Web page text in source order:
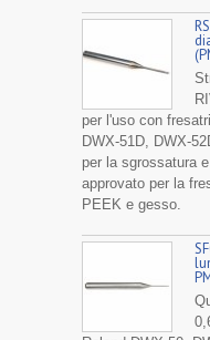
per l'uso con
DWX-51D, DWX-
per la sgrossatura
approvato per la
PEEK e gesso.